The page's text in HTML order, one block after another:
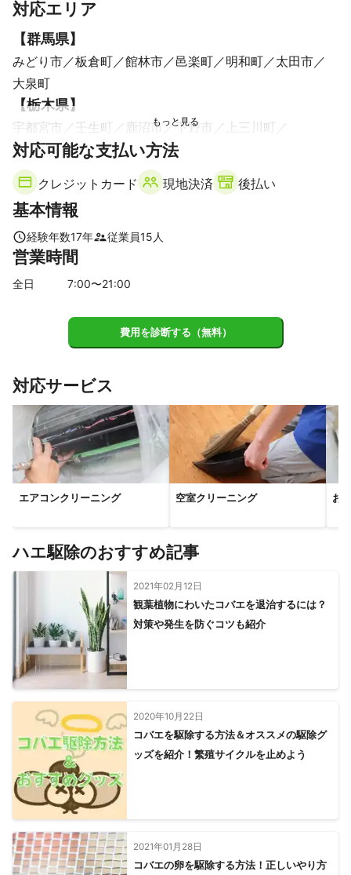
対応エリア
【群馬県】
みどり市 板倉町 館林市 邑楽町 明和町
太田市
大泉町
【栃木県】
宇都宮市 壬生町 鹿沼市 下野市
上三川町
高根沢町
芳賀町 真岡市 栃木市
小山市
塩谷町 益子町
野木町
日光市 足利市 茂木町 那珂川町
那須塩原市
【茨城県】
筑西市 結城市
境町
坂東市
対応可能な支払い方法
クレジットカード 現地決済 後払い
基本情報
経験年数17年 従業員15 人
営業時間
全日 7:00〜21:00
費用を診断する（無料）
対応サービス
エアコンクリーニング 空室クリーニング お
ハエ駆除のおすすめ記事
2021年02月12日
観葉植物にわいたコバエを退治するには？
対策や発生を防ぐコツも紹介
2020年10月22日
コバエを駆除する方法＆オススメの駆除グ
ッズを紹介！繁殖サイクルを止めよう
2021年01月28日
コバエの卵を駆除する方法！正しいやり方